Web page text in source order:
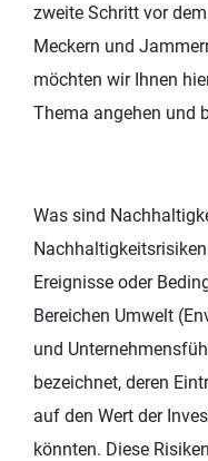
zweite Schritt vor
Meckern und
möchten wir Ihnen
Thema angehen und
Was sind
Ereignisse oder
Bereichen Umwelt
und
bezeichnet, deren
auf den Wert der
könnten. Diese